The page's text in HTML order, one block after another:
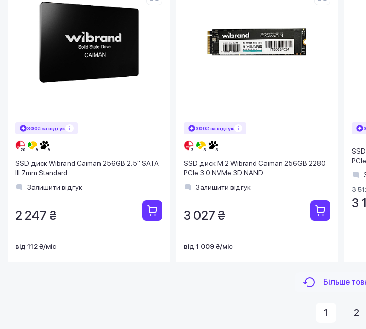
300₴ за відгук
SSD диск Wibrand Caiman 256GB 2.5" SATA
III 7mm Standard
Залишити відгук
2 247 ₴
від 112 ₴/міс
300₴ за відгук
SSD диск M.2 Wibrand Caiman 256GB 2280
PCIe 3.0 NVMe 3D NAND
Залишити відгук
3 027 ₴
від 1 009 ₴/міс
3
3
Більше
1 2